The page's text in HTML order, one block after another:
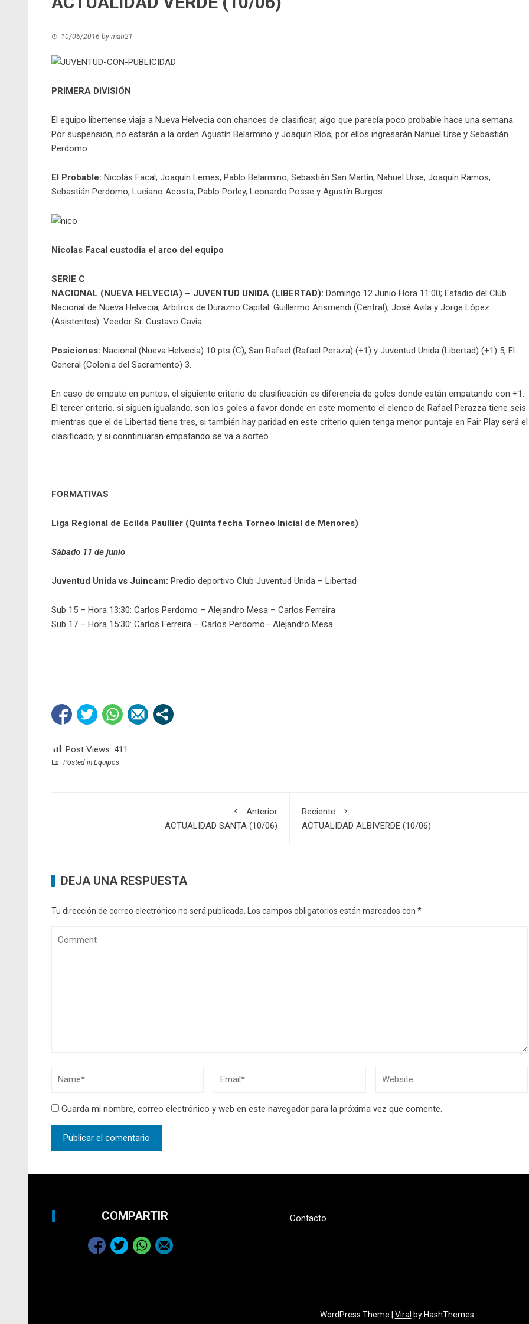
10/06/2016 by mati21
PRIMERA DIVISIÓN
El equipo libertense viaja a Nueva Helvecia con chances de clasificar, algo que parecía poco probable hace una semana.
Por suspensión, no estarán a la orden Agustín Belarmino y Joaquín Ríos, por ellos ingresarán Nahuel Urse y Sebastián
Perdomo.
El Probable: Nicolás Facal, Joaquín Lemes, Pablo Belarmino, Sebastián San Martín, Nahuel Urse, Joaquín Ramos,
Sebastián Perdomo, Luciano Acosta, Pablo Porley, Leonardo Posse y Agustín Burgos.
Nicolas Facal custodia el arco del equipo
SERIE C
NACIONAL (NUEVA HELVECIA) – JUVENTUD UNIDA (LIBERTAD): Domingo 12 Junio Hora 11:00; Estadio del Club
Nacional de Nueva Helvecia; Arbitros de Durazno Capital: Guillermo Arismendi (Central), José Avila y Jorge López
(Asistentes). Veedor Sr. Gustavo Cavia.
Posiciones: Nacional (Nueva Helvecia) 10 pts (C), San Rafael (Rafael Peraza) (+1) y Juventud Unida (Libertad) (+1) 5, El
General (Colonia del Sacramento) 3.
En caso de empate en puntos, el siguiente criterio de clasificación es diferencia de goles donde están empatando con +1.
El tercer criterio, si siguen igualando, son los goles a favor donde en este momento el elenco de Rafael Perazza tiene seis
mientras que el de Libertad tiene tres, si también hay paridad en este criterio quien tenga menor puntaje en Fair Play será el
clasificado, y si conntinuaran empatando se va a sorteo.
FORMATIVAS
Liga Regional de Ecilda Paullier (Quinta fecha Torneo Inicial de Menores)
Sábado 11 de junio
Juventud Unida vs Juincam: Predio deportivo Club Juventud Unida – Libertad
Sub 15 – Hora 13:30: Carlos Perdomo – Alejandro Mesa – Carlos Ferreira
Sub 17 – Hora 15:30: Carlos Ferreira – Carlos Perdomo– Alejandro Mesa
Post Views: 411
Posted in Equipos
Anterior
ACTUALIDAD SANTA (10/06)
Reciente
ACTUALIDAD ALBIVERDE (10/06)
DEJA UNA RESPUESTA
Tu dirección de correo electrónico no será publicada. Los campos obligatorios están marcados con *
Guarda mi nombre, correo electrónico y web en este navegador para la próxima vez que comente.
COMPARTIR Contacto
WordPress Theme | Viral by HashThemes